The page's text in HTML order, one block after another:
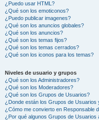
¿Puedo usar HTML?
¿Qué son los emoticonos?
¿Puedo publicar imagenes?
¿Qué son los anuncios globales?
¿Qué son los anuncios?
¿Qué son los temas fijos?
¿Qué son los temas cerrados?
¿Qué son los iconos para los temas?
Niveles de usuario y grupos
¿Qué son los Administradores?
¿Qué son los Moderadores?
¿Qué son los Grupos de Usuarios?
¿Donde están los Grupos de Usuarios
¿Cómo me convierto en Responsable
¿Por qué algunos Grupos de